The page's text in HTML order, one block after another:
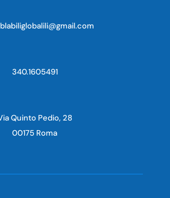
340.1605491
Quinto Pedio, 28
00175 Roma